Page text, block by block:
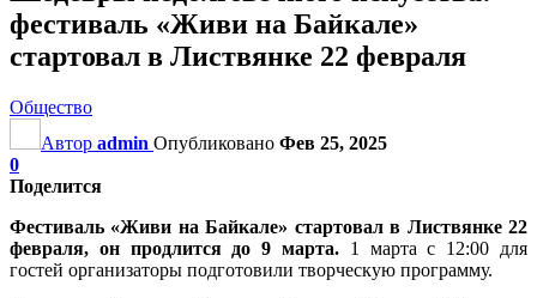
фестиваль «Живи на Байкале»
стартовал в Листвянке 22 февраля
Общество
Автор admin Опубликовано Фев 25, 2025
0
Поделится
Фестиваль «Живи на Байкале» стартовал в Листвянке 22
февраля, он продлится до 9 марта. 1 марта с 12:00 для
гостей организаторы подготовили творческую программу.